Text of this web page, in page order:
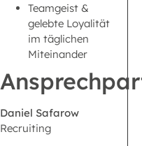
Teamgeist &
gelebte Loyalität
im täglichen
Miteinander
Daniel Safarow
Recruiting